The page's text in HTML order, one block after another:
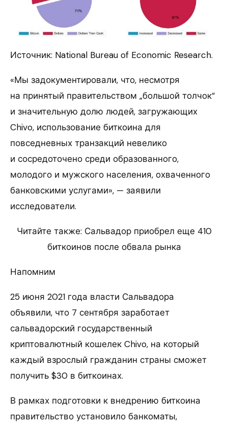
Источник: National Bureau of Economic Research.
«Мы задокументировали, что, несмотря
на принятый правительством „большой толчок“
и значительную долю людей, загружающих
Chivo, использование биткоина для
повседневных транзакций невелико
и сосредоточено среди образованного,
молодого и мужского населения, охваченного
банковскими услугами», — заявили
исследователи.
Читайте также: Сальвадор приобрел еще 410
биткоинов после обвала рынка
Напомним
25 июня 2021 года власти Сальвадора
объявили, что 7 сентября заработает
сальвадорский государственный
криптовалютный кошелек Chivo, на который
каждый взрослый гражданин страны сможет
получить $30 в биткоинах.
В рамках подготовки к внедрению биткоина
правительство установило банкоматы,